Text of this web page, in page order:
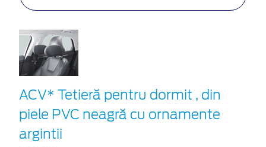
ACV* Tetieră pentru dormit , din
piele PVC neagră cu ornamente
argintii